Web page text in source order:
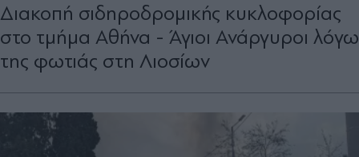
Διακοπή σιδηροδρομικής κυκλοφορίας
στο τμήμα Αθήνα - Άγιοι Ανάργυροι λόγω
της φωτιάς στη Λιοσίων